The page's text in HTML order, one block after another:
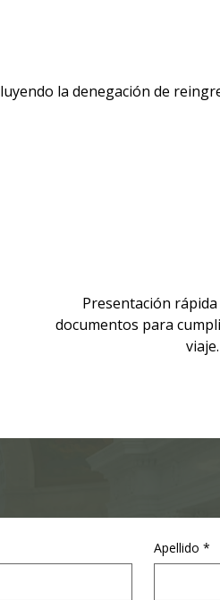
Apellido *
la denegación de
Presentación
documentos para
viaje.